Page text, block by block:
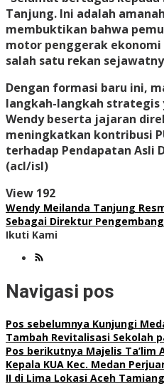
Tanjung. Ini adalah
membuktikan bahwa
motor penggerak ekonomi
salah satu rekan
​Dengan formasi baru ini,
langkah-langkah strategis
Wendy beserta jajaran
meningkatkan kontribusi
terhadap Pendapatan Asli
(acl/isl)
View 192
Wendy Meilanda Tanjung
Sebagai Direktur
Ikuti Kami
Navigasi pos
Pos sebelumnya Kunjungi
Tambah Revitalisasi Sekolah
Pos berikutnya Majelis Ta’lim
Kepala KUA Kec. Medan
II di Lima Lokasi Aceh Tamiang